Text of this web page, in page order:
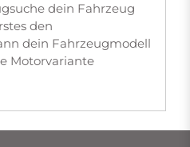
dein Fahrzeug
den
dein Fahrzeugmodell
Motorvariante